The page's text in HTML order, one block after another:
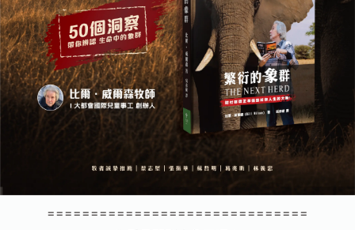
==============================